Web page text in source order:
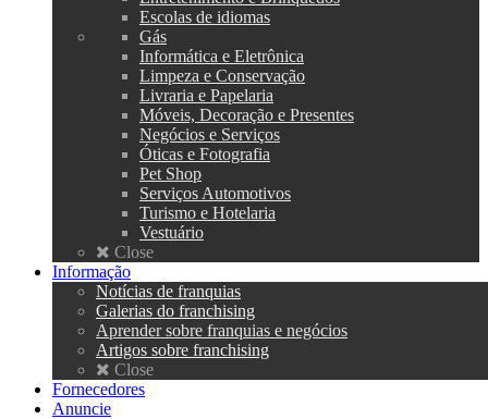
Escolas de idiomas
Gás
Informática e Eletrônica
Limpeza e Conservação
Livraria e Papelaria
Móveis, Decoração e Presentes
Negócios e Serviços
Óticas e Fotografia
Pet Shop
Serviços Automotivos
Turismo e Hotelaria
Vestuário
Close
Informação
Notícias de franquias
Galerias do franchising
Aprender sobre franquias e negócios
Artigos sobre franchising
Close
Fornecedores
Anuncie